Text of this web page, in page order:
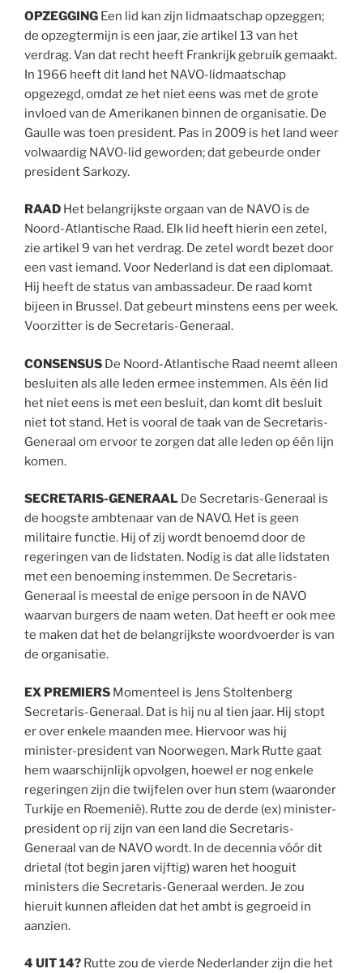
OPZEGGING Een lid kan zijn lidmaatschap opzeggen;
de opzegtermijn is een jaar, zie artikel 13 van het
verdrag. Van dat recht heeft Frankrijk gebruik gemaakt.
In 1966 heeft dit land het NAVO-lidmaatschap
opgezegd, omdat ze het niet eens was met de grote
invloed van de Amerikanen binnen de organisatie. De
Gaulle was toen president. Pas in 2009 is het land weer
volwaardig NAVO-lid geworden; dat gebeurde onder
president Sarkozy.
RAAD Het belangrijkste orgaan van de NAVO is de
Noord-Atlantische Raad. Elk lid heeft hierin een zetel,
zie artikel 9 van het verdrag. De zetel wordt bezet door
een vast iemand. Voor Nederland is dat een diplomaat.
Hij heeft de status van ambassadeur. De raad komt
bijeen in Brussel. Dat gebeurt minstens eens per week.
Voorzitter is de Secretaris-Generaal.
CONSENSUS De Noord-Atlantische Raad neemt alleen
besluiten als alle leden ermee instemmen. Als één lid
het niet eens is met een besluit, dan komt dit besluit
niet tot stand. Het is vooral de taak van de Secretaris-
Generaal om ervoor te zorgen dat alle leden op één lijn
komen.
SECRETARIS-GENERAAL De Secretaris-Generaal is
de hoogste ambtenaar van de NAVO. Het is geen
militaire functie. Hij of zij wordt benoemd door de
regeringen van de lidstaten. Nodig is dat alle lidstaten
met een benoeming instemmen. De Secretaris-
Generaal is meestal de enige persoon in de NAVO
waarvan burgers de naam weten. Dat heeft er ook mee
te maken dat het de belangrijkste woordvoerder is van
de organisatie.
EX PREMIERS Momenteel is Jens Stoltenberg
Secretaris-Generaal. Dat is hij nu al tien jaar. Hij stopt
er over enkele maanden mee. Hiervoor was hij
minister-president van Noorwegen. Mark Rutte gaat
hem waarschijnlijk opvolgen, hoewel er nog enkele
regeringen zijn die twijfelen over hun stem (waaronder
Turkije en Roemenië). Rutte zou de derde (ex) minister-
president op rij zijn van een land die Secretaris-
Generaal van de NAVO wordt. In de decennia vóór dit
drietal (tot begin jaren vijftig) waren het hooguit
ministers die Secretaris-Generaal werden. Je zou
hieruit kunnen afleiden dat het ambt is gegroeid in
aanzien.
4 UIT 14? Rutte zou de vierde Nederlander zijn die het